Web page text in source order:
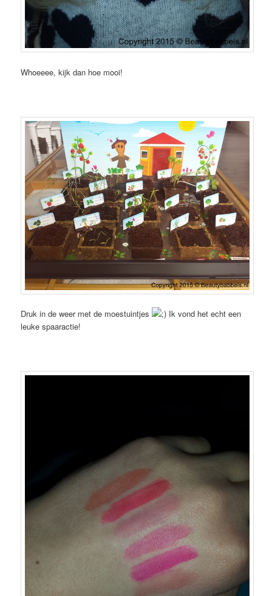
Whoeeee, kijk dan hoe mooi!
Druk in de weer met de moestuintjes
Ik vond het echt een
leuke spaaractie!